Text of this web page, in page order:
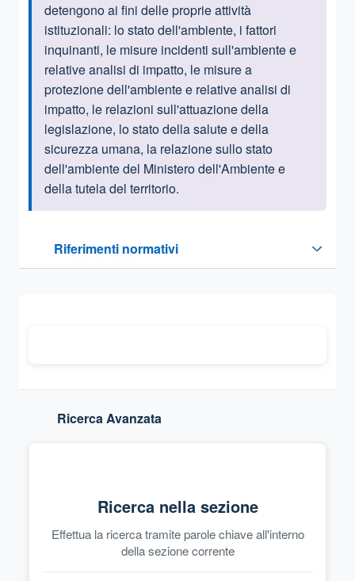
detengono ai fini delle proprie attività
istituzionali: lo stato dell'ambiente, i fattori
inquinanti, le misure incidenti sull'ambiente e
relative analisi di impatto, le misure a
protezione dell'ambiente e relative analisi di
impatto, le relazioni sull'attuazione della
legislazione, lo stato della salute e della
sicurezza umana, la relazione sullo stato
dell'ambiente del Ministero dell'Ambiente e
della tutela del territorio.
Riferimenti normativi
Sezione compressa
Ricerca Avanzata
Ricerca nella sezione
Effettua la ricerca tramite parole chiave all'interno
della sezione corrente